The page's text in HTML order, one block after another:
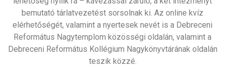
bemutató tárlatvezetést sorsolnak ki. Az online kvíz
elérhetőségét, valamint a nyertesek nevét is a Debreceni
Református Nagytemplom közösségi oldalán, valamint a
Debreceni Református Kollégium Nagykönyvtárának oldalán
teszik közzé.